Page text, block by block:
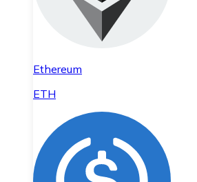
Ethereum
ETH